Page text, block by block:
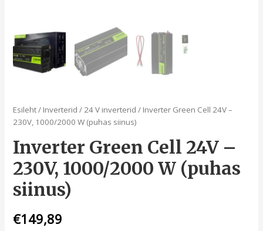
Esileht/ Inverterid / 24 V inverterid / Inverter Green Cell 24V –
230V, 1000/2000 W (puhas siinus)
Inverter Green Cell 24V –
230V, 1000/2000 W (puhas
siinus)
€149,89